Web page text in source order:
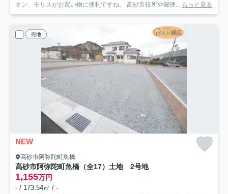
オン、モリスがお買い物に便利ですね。 高砂市役所や郵便...
もっと見る
売地
NEW
高砂市阿弥陀町魚橋
高砂市阿弥陀町魚橋（全17）土地 2号地
1,155万円
- / 173.54㎡ / -